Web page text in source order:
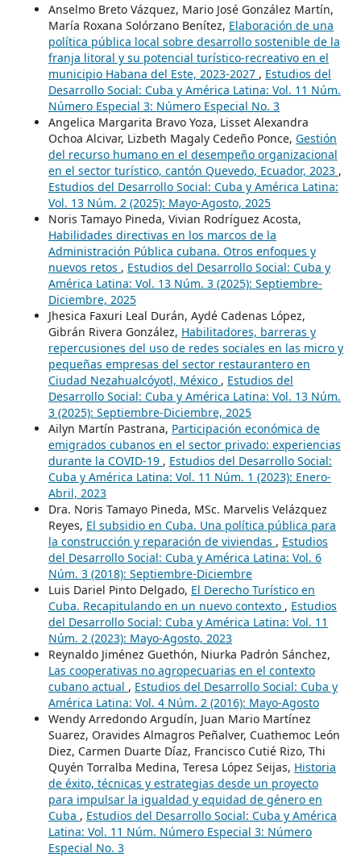
Anselmo Breto Vázquez, Mario José González Martín,
María Roxana Solórzano Benítez, Elaboración de una
política pública local sobre desarrollo sostenible de la
franja litoral y su potencial turístico-recreativo en el
municipio Habana del Este, 2023-2027 , Estudios del
Desarrollo Social: Cuba y América Latina: Vol. 11 Núm.
Número Especial 3: Número Especial No. 3
Angelica Margarita Bravo Yoza, Lisset Alexandra
Ochoa Alcivar, Lizbeth Magaly Cedeño Ponce, Gestión
del recurso humano en el desempeño organizacional
en el sector turístico, cantón Quevedo, Ecuador, 2023 ,
Estudios del Desarrollo Social: Cuba y América Latina:
Vol. 13 Núm. 2 (2025): Mayo-Agosto, 2025
Noris Tamayo Pineda, Vivian Rodríguez Acosta,
Habilidades directivas en los marcos de la
Administración Pública cubana. Otros enfoques y
nuevos retos , Estudios del Desarrollo Social: Cuba y
América Latina: Vol. 13 Núm. 3 (2025): Septiembre-
Diciembre, 2025
Jhesica Faxuri Leal Durán, Aydé Cadenas López,
Gibrán Rivera González, Habilitadores, barreras y
repercusiones del uso de redes sociales en las micro y
pequeñas empresas del sector restaurantero en
Ciudad Nezahualcóyotl, México , Estudios del
Desarrollo Social: Cuba y América Latina: Vol. 13 Núm.
3 (2025): Septiembre-Diciembre, 2025
Ailyn Martín Pastrana, Participación económica de
emigrados cubanos en el sector privado: experiencias
durante la COVID-19 , Estudios del Desarrollo Social:
Cuba y América Latina: Vol. 11 Núm. 1 (2023): Enero-
Abril, 2023
Dra. Noris Tamayo Pineda, MSc. Marvelis Velázquez
Reyes, El subsidio en Cuba. Una política pública para
la construcción y reparación de viviendas , Estudios
del Desarrollo Social: Cuba y América Latina: Vol. 6
Núm. 3 (2018): Septiembre-Diciembre
Luis Dariel Pinto Delgado, El Derecho Turístico en
Cuba. Recapitulando en un nuevo contexto , Estudios
del Desarrollo Social: Cuba y América Latina: Vol. 11
Núm. 2 (2023): Mayo-Agosto, 2023
Reynaldo Jiménez Guethón, Niurka Padrón Sánchez,
Las cooperativas no agropecuarias en el contexto
cubano actual , Estudios del Desarrollo Social: Cuba y
América Latina: Vol. 4 Núm. 2 (2016): Mayo-Agosto
Wendy Arredondo Argudín, Juan Mario Martínez
Suarez, Oravides Almagros Peñalver, Cuathemoc León
Diez, Carmen Duarte Díaz, Francisco Cutié Rizo, Thi
Quyén Torralba Medina, Teresa López Seijas, Historia
de éxito, técnicas y estrategias desde un proyecto
para impulsar la igualdad y equidad de género en
Cuba , Estudios del Desarrollo Social: Cuba y América
Latina: Vol. 11 Núm. Número Especial 3: Número
Especial No. 3